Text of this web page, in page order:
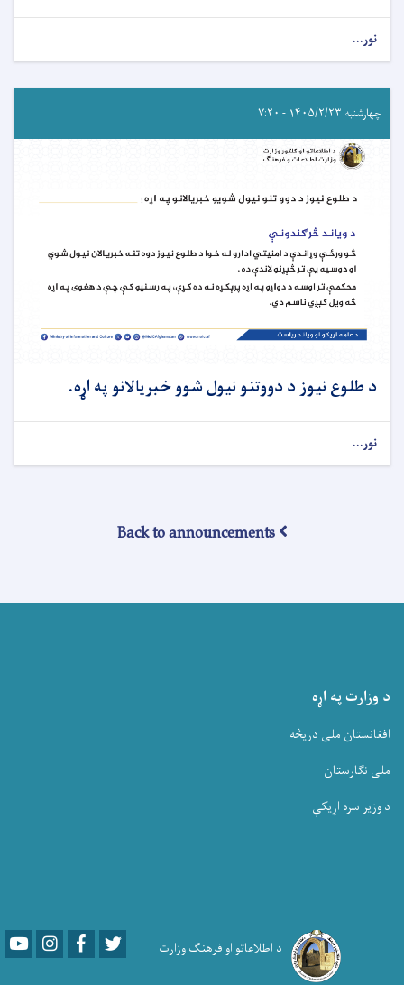
نور...
چهارشنبه ۱۴۰۵/۲/۲۳ - ۷:۲۰
د طلوع نیوز د دووتنو نیول شوو خبریالانو په اړه.
نور...
Back to announcements
د وزارت په اړه
افغانستان ملی دریڅه
ملی نگارستان
د وزیر سره اړیکې
د اطلاعاتو او فرهنګ وزارت YoutubeLinkedInFacebook